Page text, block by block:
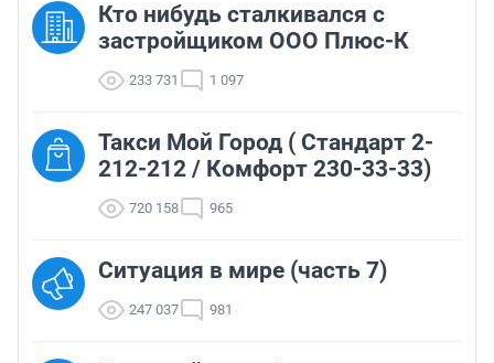
Кто нибудь сталкивался с
застройщиком ООО Плюс-К
233 731 1 097
Такси Мой Город ( Стандарт 2-
212-212 / Комфорт 230-33-33)
720 158 965
Ситуация в мире (часть 7)
247 037 981